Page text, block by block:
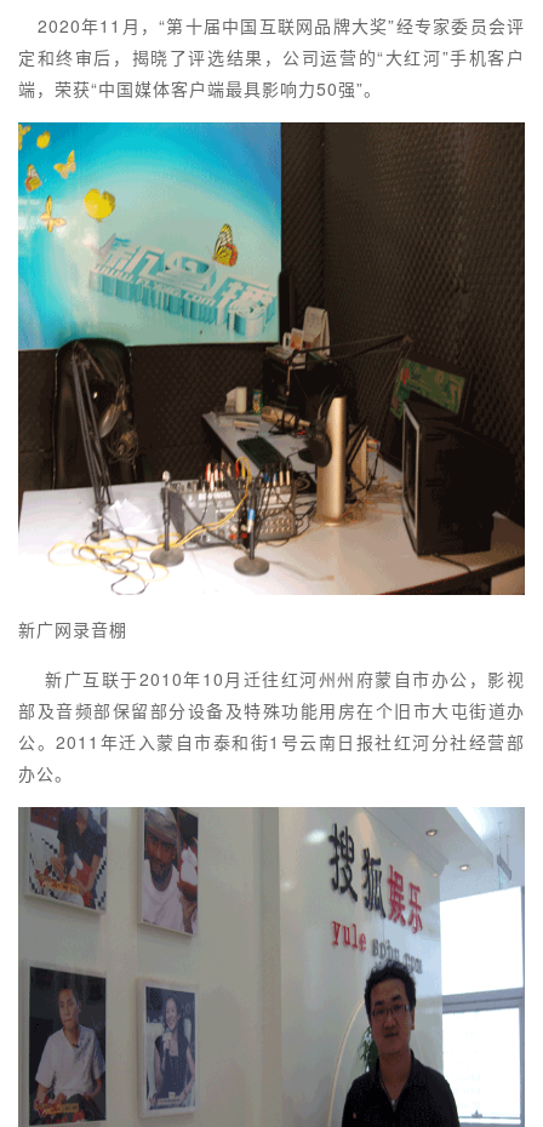
2020年11月，“第十届中国互联网品牌大奖”经专家委员会评
定和终审后，揭晓了评选结果，公司运营的“大红河”手机客户
端，荣获“中国媒体客户端最具影响力50强”。
新广网录音棚
新广互联于2010年10月迁往红河州州府蒙自市办公，影视
部及音频部保留部分设备及特殊功能用房在个旧市大屯街道办
公。2011年迁入蒙自市泰和街1号云南日报社红河分社经营部
办公。